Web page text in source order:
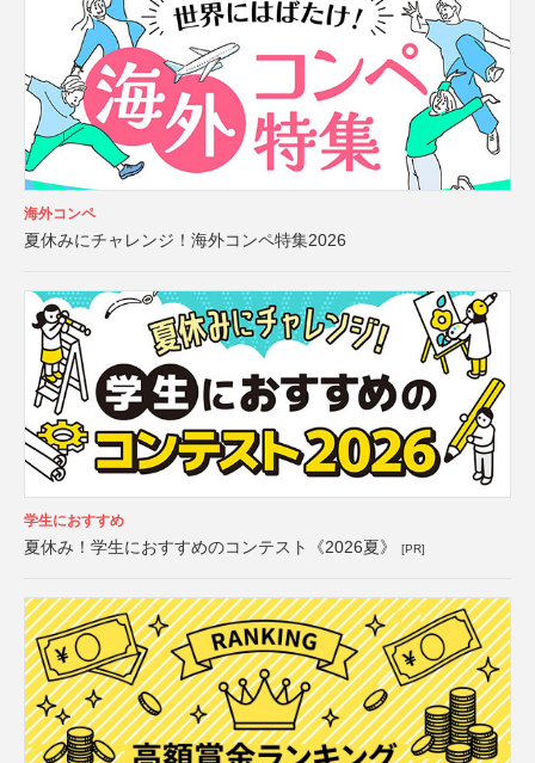
海外コンペ
夏休みにチャレンジ！海外コンペ特集2026
学生におすすめ
夏休み！学生におすすめのコンテスト《2026夏》 [PR]